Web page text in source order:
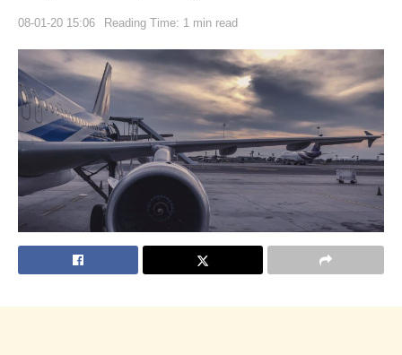
08-01-20 15:06 Reading Time: 1 min read